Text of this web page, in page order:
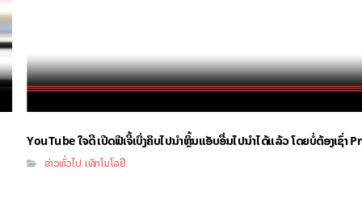
YouTube ໃຈດີ ເປີດຟີເຈີ້ເບິ່ງຄິບໄປນຳຫຼິ້ນແອັບອື່ນໄປນຳໄດ້ແລ້ວ ໂດຍບໍ່ຕ້ອງເຊົ່າ
ຂ່າວທົ່ວໄປ ,ເທັກໂນໂລຢີ